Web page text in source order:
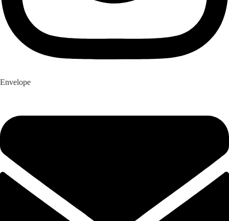
Envelope